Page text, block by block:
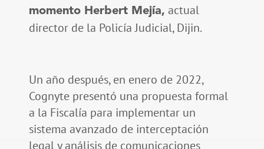
momento Herbert Mejía, actual
director de la Policía Judicial, Dijin.
Un año después, en enero de 2022,
Cognyte presentó una propuesta formal
a la Fiscalía para implementar un
sistema avanzado de interceptación
legal y análisis de comunicaciones